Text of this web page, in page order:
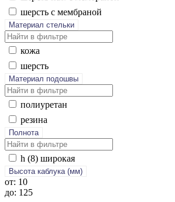
шерсть с мемб­ра­ной
Материал стельки
ко­жа
шерсть
Материал подошвы
по­ли­уре­тан
ре­зина
Полнота
h (8) ши­рокая
Высота каблука (мм)
от: 10
до: 125